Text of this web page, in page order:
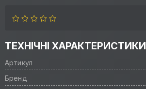
ТЕХНІЧНІ ХАРАКТЕРИСТИКИ
Артикул
Бренд